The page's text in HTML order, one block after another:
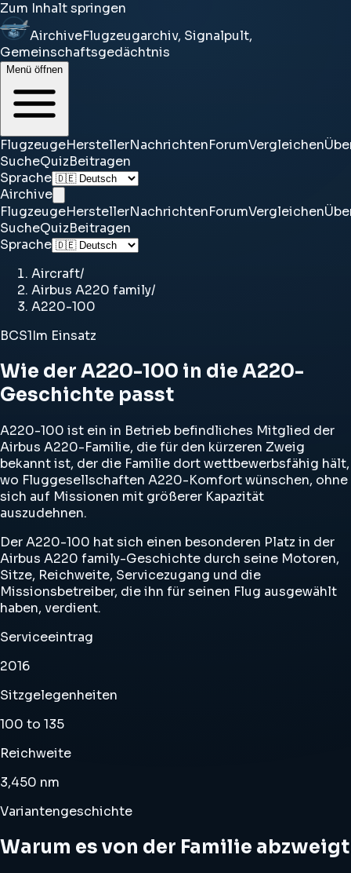
Zum Inhalt springen
AirchiveFlugzeugarchiv, Signalpult,
Gemeinschaftsgedächtnis
Menü öffnen
FlugzeugeHerstellerNachrichtenForumVergleichen
SucheQuizBeitragen
Sprache
Airchive
FlugzeugeHerstellerNachrichtenForumVergleichen
SucheQuizBeitragen
Sprache
Aircraft/
Airbus A220 family/
A220-100
BCS1Im Einsatz
Wie der A220-100 in die A220-
Geschichte passt
A220-100 ist ein in Betrieb befindliches Mitglied der
Airbus A220-Familie, die für den kürzeren Zweig
bekannt ist, der die Familie dort wettbewerbsfähig hält,
wo Fluggesellschaften A220-Komfort wünschen, ohne
sich auf Missionen mit größerer Kapazität
auszudehnen.
Der A220-100 hat sich einen besonderen Platz in der
Airbus A220 family-Geschichte durch seine Motoren,
Sitze, Reichweite, Servicezugang und die
Missionsbetreiber, die ihn für seinen Flug ausgewählt
haben, verdient.
Serviceeintrag
2016
Sitzgelegenheiten
100 to 135
Reichweite
3,450 nm
Variantengeschichte
Warum es von der Familie abzweigt